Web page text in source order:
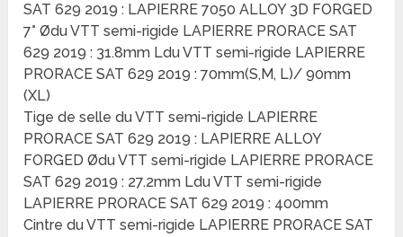
SAT 629 2019 : LAPIERRE 7050 ALLOY 3D FORGED
7° Ødu VTT semi-rigide LAPIERRE PRORACE SAT
629 2019 : 31.8mm Ldu VTT semi-rigide LAPIERRE
PRORACE SAT 629 2019 : 70mm(S,M, L)/ 90mm
(XL)
Tige de selle du VTT semi-rigide LAPIERRE
PRORACE SAT 629 2019 : LAPIERRE ALLOY
FORGED Ødu VTT semi-rigide LAPIERRE PRORACE
SAT 629 2019 : 27.2mm Ldu VTT semi-rigide
LAPIERRE PRORACE SAT 629 2019 : 400mm
Cintre du VTT semi-rigide LAPIERRE PRORACE SAT